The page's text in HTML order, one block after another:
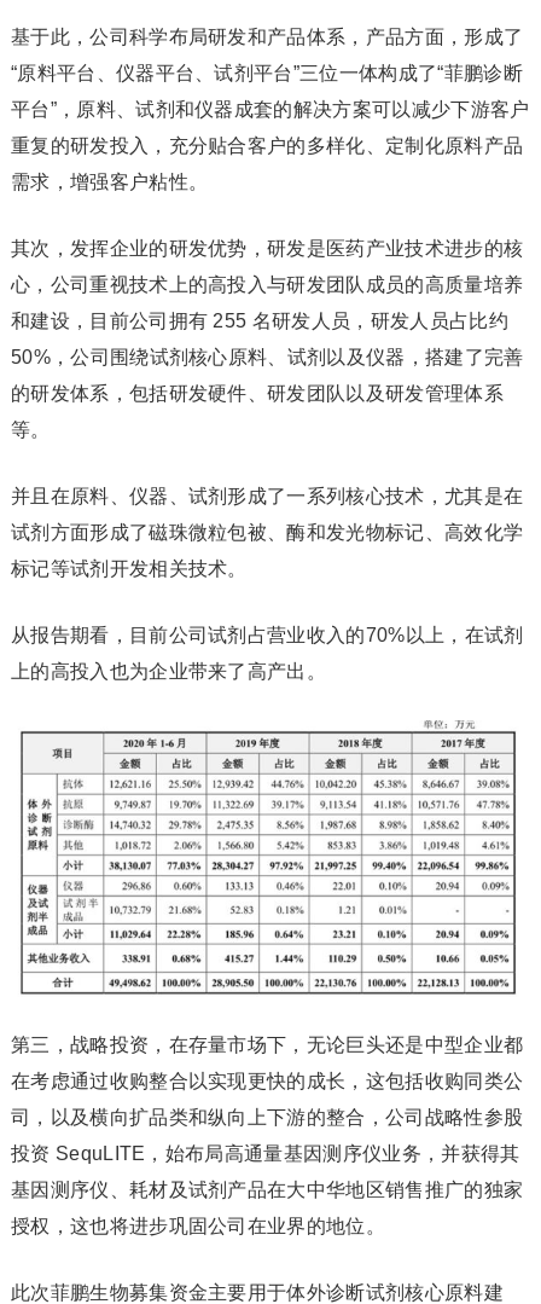
基于此，公司科学布局研发和产品体系，产品方面，形成了
“原料平台、仪器平台、试剂平台”三位一体构成了“菲鹏诊断
平台”，原料、试剂和仪器成套的解决方案可以减少下游客户
重复的研发投入，充分贴合客户的多样化、定制化原料产品
需求，增强客户粘性。
其次，发挥企业的研发优势，研发是医药产业技术进步的核
心，公司重视技术上的高投入与研发团队成员的高质量培养
和建设，目前公司拥有 255 名研发人员，研发人员占比约
50%，公司围绕试剂核心原料、试剂以及仪器，搭建了完善
的研发体系，包括研发硬件、研发团队以及研发管理体系
等。
并且在原料、仪器、试剂形成了一系列核心技术，尤其是在
试剂方面形成了磁珠微粒包被、酶和发光物标记、高效化学
标记等试剂开发相关技术。
从报告期看，目前公司试剂占营业收入的70%以上，在试剂
上的高投入也为企业带来了高产出。
第三，战略投资，在存量市场下，无论巨头还是中型企业都
在考虑通过收购整合以实现更快的成长，这包括收购同类公
司，以及横向扩品类和纵向上下游的整合，公司战略性参股
投资 SequLITE，始布局高通量基因测序仪业务，并获得其
基因测序仪、耗材及试剂产品在大中华地区销售推广的独家
授权，这也将进步巩固公司在业界的地位。
此次菲鹏生物募集资金主要用于体外诊断试剂核心原料建